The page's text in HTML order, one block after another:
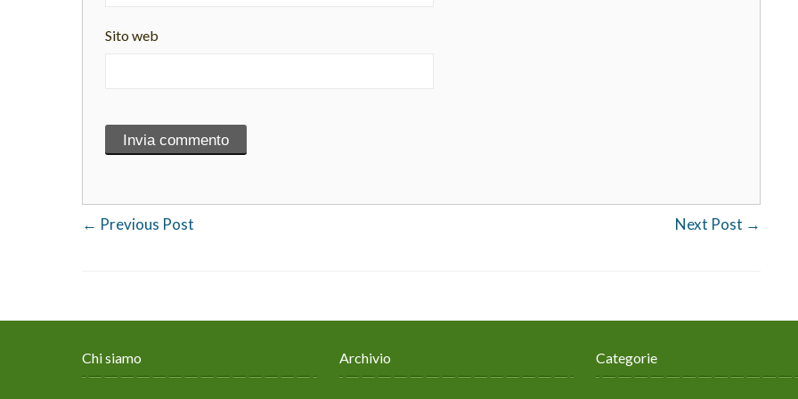
Sito web
← Previous Post Next Post →
Chi siamo Archivio Categorie